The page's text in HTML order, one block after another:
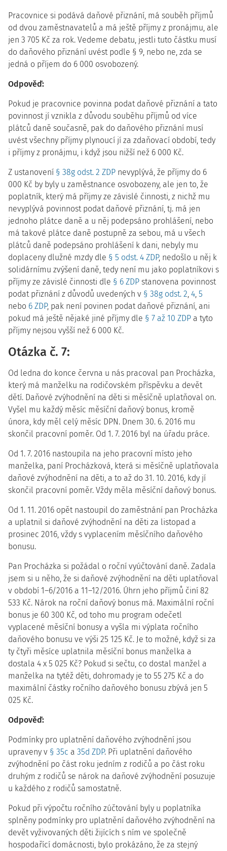
Pracovnice si podává daňové přiznání, má souběh příjmů
od dvou zaměstnavatelů a má ještě příjmy z pronájmu, ale
jen 3 705 Kč za rok. Vedeme debatu, jestli tuto částku musí
do daňového přiznání uvést podle § 9, nebo ne, zda se
jedná o příjem do 6 000 osvobozený.
Odpověď:
Pokud je pracovnice povinna podat daňové přiznání a tato
povinnost jí vznikla z důvodu souběhu příjmů od více
plátců daně současně, pak do daňového přiznání musí
uvést všechny příjmy plynoucí jí za zdaňovací období, tedy
i příjmy z pronájmu, i když jsou nižší než 6 000 Kč.
Z ustanovení § 38g odst. 2 ZDP nevyplývá, že příjmy do 6
000 Kč by byly u zaměstnance osvobozeny, ale jen to, že
poplatník, který má příjmy ze závislé činnosti, z nichž mu
nevyplývá povinnost podat daňové přiznání, tj. má jen
jednoho plátce daně a u něj podepsáno prohlášení, nebo
má takové plátce daně postupně za sebou, má u všech
plátců daně podepsáno prohlášení k dani, nebyly mu
doplaceny dlužné mzdy dle § 5 odst. 4 ZDP, nedošlo u něj k
solidárnímu zvýšení daně, tedy není mu jako poplatníkovi s
příjmy ze závislé činnosti dle § 6 ZDP stanovena povinnost
podat přiznání z důvodů uvedených v § 38g odst. 2, 4, 5
nebo 6 ZDP, pak není povinen podat daňové přiznání, ani
pokud má ještě nějaké jiné příjmy dle § 7 až 10 ZDP a tyto
příjmy nejsou vyšší než 6 000 Kč.
Otázka č. 7:
Od ledna do konce června u nás pracoval pan Procházka,
který má manželku na rodičovském příspěvku a devět
dětí. Daňové zvýhodnění na děti si měsíčně uplatňoval on.
Vyšel mu každý měsíc měsíční daňový bonus, kromě
února, kdy měl celý měsíc DPN. Dnem 30. 6. 2016 mu
skončil pracovní poměr. Od 1. 7. 2016 byl na úřadu práce.
Od 1. 7. 2016 nastoupila na jeho pracovní místo jeho
manželka, paní Procházková, která si měsíčně uplatňovala
daňové zvýhodnění na děti, a to až do 31. 10. 2016, kdy jí
skončil pracovní poměr. Vždy měla měsíční daňový bonus.
Od 1. 11. 2016 opět nastoupil do zaměstnání pan Procházka
a uplatnil si daňové zvýhodnění na děti za listopad a
prosinec 2016, vždy s vyplacením měsíčního daňového
bonusu.
Pan Procházka si požádal o roční vyúčtování daně. Zadala
jsem si u něho, že si daňové zvýhodnění na děti uplatňoval
v období 1–6/2016 a 11–12/2016. Úhrn jeho příjmů činí 82
533 Kč. Nárok na roční daňový bonus má. Maximální roční
bonus je 60 300 Kč, od toho mu program odečetl
vyplacené měsíční bonusy a vyšla mi výplata ročního
daňového bonusu ve výši 25 125 Kč. Je to možné, když si za
ty čtyři měsíce uplatnila měsíční bonus manželka a
dostala 4 x 5 025 Kč? Pokud si sečtu, co dostal manžel a
manželka na tytéž děti, dohromady je to 55 275 Kč a do
maximální částky ročního daňového bonusu zbývá jen 5
025 Kč.
Odpověď:
Podmínky pro uplatnění daňového zvýhodnění jsou
upraveny v § 35c a 35d ZDP. Při uplatnění daňového
zvýhodnění po část roku jedním z rodičů a po část roku
druhým z rodičů se nárok na daňové zvýhodnění posuzuje
u každého z rodičů samostatně.
Pokud při výpočtu ročního zúčtování byly u poplatníka
splněny podmínky pro uplatnění daňového zvýhodnění na
devět vyživovaných děti žijících s ním ve společně
hospodařící domácnosti, bylo prokázáno, že za stejný